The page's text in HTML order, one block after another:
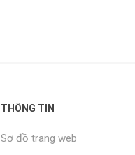
THÔNG TIN
Sơ đồ trang web